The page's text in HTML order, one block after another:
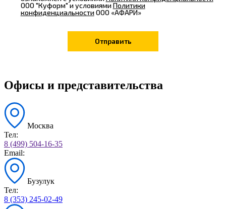
ООО "Куформ" и условиямиПолитики
конфиденциальностиООО «АФАРИ»
Офисы и представительства
Москва
Тел:
8 (499) 504-16-35
Email:
Бузулук
Тел:
8 (353) 245-02-49